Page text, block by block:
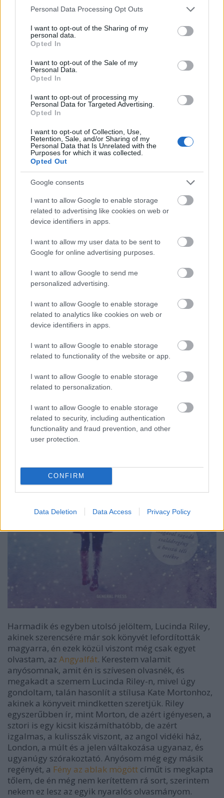
Please note that this website/app uses one or more Google
not limited to your visit or usage behaviour. You may click to
grant or deny consent to Google and its third-party tags to
use your data for below specified purposes in below Google
consent section.
Personal Data Processing Opt Outs
I want to opt-out of the Sharing of my
personal data.
Opted In
I want to opt-out of the Sale of my
Personal Data.
Opted In
I want to opt-out of processing my
Personal Data for Targeted Advertising.
Opted In
I want to opt-out of Collection, Use,
Retention, Sale, and/or Sharing of my
Personal Data that Is Unrelated with the
Purposes for which it was collected.
Opted Out
Google consents
I want to allow Google to enable storage
related to advertising like cookies on web or
device identifiers in apps.
I want to allow my user data to be sent to
Google for online advertising purposes.
I want to allow Google to send me
personalized advertising.
I want to allow Google to enable storage
related to analytics like cookies on web or
device identifiers in apps.
I want to allow Google to enable storage
related to functionality of the website or app.
I want to allow Google to enable storage
related to personalization.
I want to allow Google to enable storage
related to security, including authentication
functionality and fraud prevention, and other
user protection.
CONFIRM
Data Deletion Data Access Privacy Policy
Veronica Henry esetében is eléggé el vannak
maradva a fordításokkal, de tőle már négy regény
jelent meg magyarul, ebből én kettőt olvastam.
Először azÁlmaink otthona
korrekt regény a maga nemében. A történetben nincs
semmi extra vagy olyan igazán nagy újdonság, csak
a megszokott játszmák, konfliktusok, de a nagyon
kedves környezet, a szeretnivaló szereplők teszik
igazán megkapóvá. A stílus is pont megfelelő, se
nem gagyi, se nem túldíszített, kellemesen
olvasmányos. Kitűnő könyv a nyaralásra, amikor az
ember könnyed, de azért minőségi szórakozásra
vágyik. AKönyvesbolti szerelmekkel
folytattam,
amely már-már cukormázas, de mégis tökéletes volt.
A szerző itt is csodás hangulatokat, remek
szereplőket teremtett, a sztori pedig nagyon
szerethető. Több szálon fut a cselekmény, a kisváros
lakóit a kedves kis könyvesbolt köti össze, úgyhogy
ez is egy igazi könyvmolyoknak való olvasmány. A
könyvek mellett pedig ott vannak az ételek, a házak,
a kertek, a szerelmi bonyodalmak, csupa olyan
dolog, amiről szívesen olvasok, Henry pedig roppant
Harmadik és egyben utolsó jelöltem, Lucinda Riley,
akinek szerencsére már sok könyvét lefordították
magyarra, én ezek közül viszont még csak egyet
olvastam, az Angyalfát. Kerestem valamit
anyósomnak, amit én is szívesen olvasnék, és
megakadt a szemem Lucinda Riley-n, mivel úgy
gondoltam, talán hasonlít a stílusa Kate Mortonhoz,
akinek a könyveit mindketten szeretjük. Riley
egyszerűbben ír, mint Morton, de azért igényesen, a
sztori is egy kicsit kiszámíthatóbb, de azért
izgalmas, a kulisszák viszont, az angol vidéki ház,
London, a múlt és a jelen váltakozása ugyanaz, és
ugyanúgy szórakoztató. Anyósom még egy másik
regényét, a Fény az ablak mögött címűt is megkapta
tőlem, de én még nem kerítettem rá sort, szerintem
nekem ez lesz az egyik nyaralós olvasmányom.